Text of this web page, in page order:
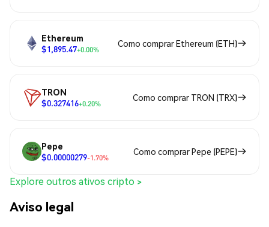
Ethereum
$1,895.47+0.00%
Como comprar Ethereum (ETH)
TRON
$0.327416+0.20%
Como comprar TRON (TRX)
Pepe
$0.00000279-1.70%
Como comprar Pepe (PEPE)
Explore outros ativos cripto >
Aviso legal